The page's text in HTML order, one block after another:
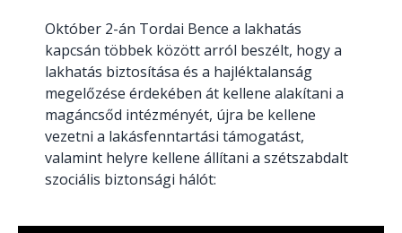
Október 2-án Tordai Bence a lakhatás
kapcsán többek között arról beszélt, hogy a
lakhatás biztosítása és a hajléktalanság
megelőzése érdekében át kellene alakítani a
magáncsőd intézményét, újra be kellene
vezetni a lakásfenntartási támogatást,
valamint helyre kellene állítani a szétszabdalt
szociális biztonsági hálót: